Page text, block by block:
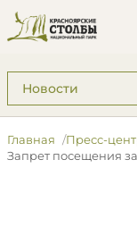
Подразделы:
Главная Пресс-
Запрет посещения